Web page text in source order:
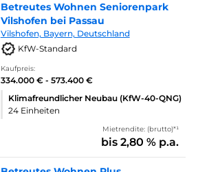
Betreutes Wohnen Seniorenpark
Vilshofen bei Passau
Vilshofen, Bayern, Deutschland
KfW-Standard
Kaufpreis:
334.000 € - 573.400 €
Klimafreundlicher Neubau (KfW-40-QNG)
24 Einheiten
Mietrendite: (brutto)*¹
bis 2,80 % p.a.